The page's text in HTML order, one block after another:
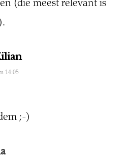
(die meest relevant is
14:05
;-)